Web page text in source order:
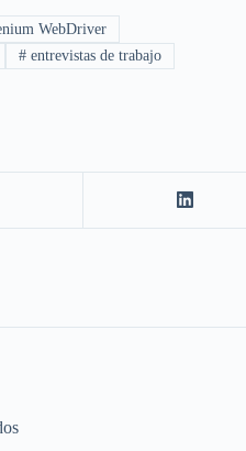
WebDriver
# entrevistas de trabajo